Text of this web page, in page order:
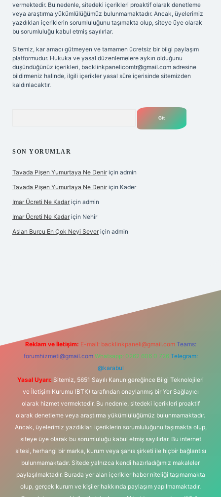
vermektedir. Bu nedenle, sitedeki içerikleri proaktif olarak denetleme
veya araştırma yükümlülüğümüz bulunmamaktadır. Ancak, üyelerimiz
yazdıkları içeriklerin sorumluluğunu taşımakta olup, siteye üye olarak
bu sorumluluğu kabul etmiş sayılırlar.
Sitemiz, kar amacı gütmeyen ve tamamen ücretsiz bir bilgi paylaşım
platformudur. Hukuka ve yasal düzenlemelere aykırı olduğunu
düşündüğünüz içerikleri, backlinkpanelicomtr@gmail.com adresine
bildirmeniz halinde, ilgili içerikler yasal süre içerisinde sitemizden
kaldırılacaktır.
SON YORUMLAR
Tavada Pişen Yumurtaya Ne Denir için admin
Tavada Pişen Yumurtaya Ne Denir için Kader
Imar Ücreti Ne Kadar için admin
Imar Ücreti Ne Kadar için Nehir
Aslan Burcu En Çok Neyi Sever için admin
elexbetgiris.org
Reklam ve İletişim: E-mail: backlinkpaneli@gmail.com Teams:
forumhizmeti@gmail.com Whatsapp: 0262 606 0 726 Telegram:
@karabul
Yasal Uyarı: Sitemiz, 5651 Sayılı Kanun gereğince Bilgi Teknolojileri
ve İletişim Kurumu (BTK) tarafından onaylanmış bir Yer Sağlayıcı
olarak hizmet vermektedir. Bu nedenle, sitedeki içerikleri proaktif
olarak denetleme veya araştırma yükümlülüğümüz bulunmamaktadır.
Ancak, üyelerimiz yazdıkları içeriklerin sorumluluğunu taşımakta olup,
siteye üye olarak bu sorumluluğu kabul etmiş sayılırlar. Bu internet
sitesi, herhangi bir marka, kurum veya şahıs şirketi ile hiçbir bağlantısı
bulunmamaktadır. Sitede yalnızca kendi hazırladığımız makaleler
paylaşılmaktadır. Burada yer alan içerikler haber niteliği taşımamakta
olup, gerçek kurum ve kişiler hakkında paylaşım yapılmamaktadır.